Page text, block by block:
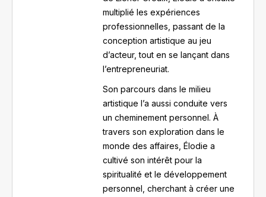
multiplié les expériences
professionnelles, passant de la
conception artistique au jeu
d’acteur, tout en se lançant dans
l’entrepreneuriat.
Son parcours dans le milieu
artistique l’a aussi conduite vers
un cheminement personnel. À
travers son exploration dans le
monde des affaires, Élodie a
cultivé son intérêt pour la
spiritualité et le développement
personnel, cherchant à créer une